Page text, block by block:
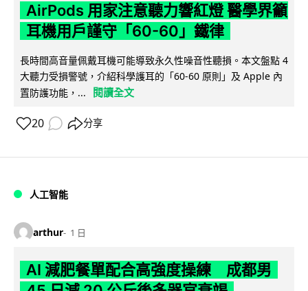
AirPods 用家注意聽力響紅燈 醫學界籲
耳機用戶謹守「60-60」鐵律
長時間高音量佩戴耳機可能導致永久性噪音性聽損。本文盤點 4
大聽力受損警號，介紹科學護耳的「60-60 原則」及 Apple 內
置防護功能，...
閱讀全文
20 分享
人工智能
arthur 1 日
AI 減肥餐單配合高強度操練 成都男